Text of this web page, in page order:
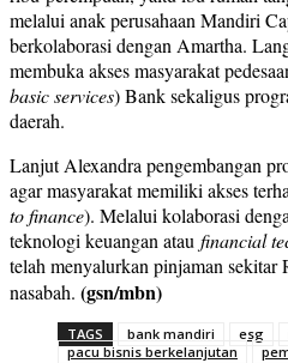
melalui anak perusahaan Mandiri
berkolaborasi dengan Amartha.
membuka akses masyarakat
basic services) Bank sekaligus
daerah.
Lanjut Alexandra pengembangan
agar masyarakat memiliki akses
to finance). Melalui kolaborasi
teknologi keuangan atau financial
telah menyalurkan pinjaman sekitar
nasabah. (gsn/mbn)
TAGS bank mandiri esg
pacu bisnis berkelanjutan